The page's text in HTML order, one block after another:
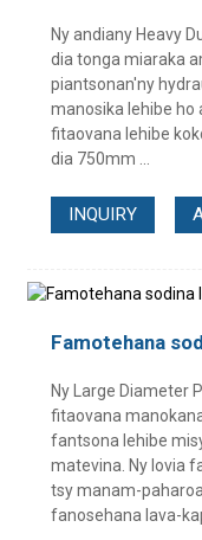
Ny andiany Heavy
dia tonga miaraka
piantsonan'ny
manosika lehibe ho
fitaovana lehibe
dia 750mm ...
INQUIRY
Famotehana
Ny Large Diameter
fitaovana
fantsona lehibe
matevina. Ny lovia
tsy manam-
fanosehana lava-